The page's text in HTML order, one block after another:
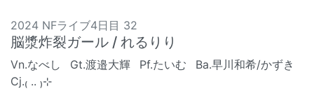
2024 NFライブ4日目 32
脳漿炸裂ガール / れるりり
Vn.なべし Gt.渡邉大輝 Pf.たいむ
Ba.早川和希/かずき
Cj.₍ .. ₎⊹